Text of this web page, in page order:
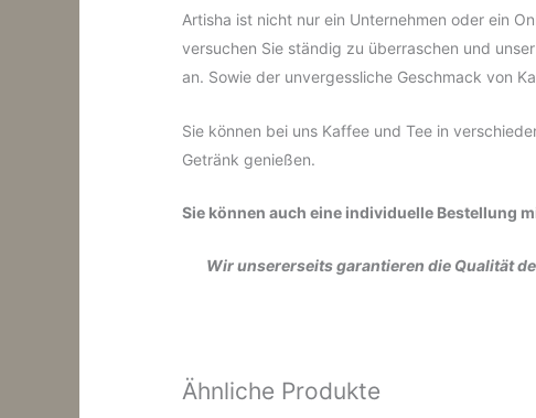
Artisha ist nicht nur ein Unternehmen oder ein
versuchen Sie ständig zu überraschen und
an. Sowie der unvergessliche Geschmack von
Sie können bei uns Kaffee und Tee in
Getränk genießen.
Sie können auch eine individuelle Bestellung
Wir unsererseits garantieren die Qualität
Ähnliche Produkte